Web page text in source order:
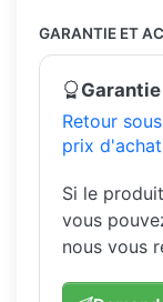
GARANTIE ET
Retour
prix
Si le
vous
nous vous